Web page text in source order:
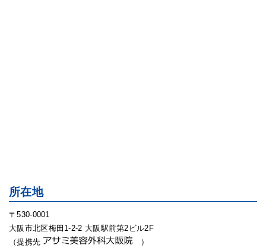
所在地
〒530-0001
大阪市北区梅田1-2-2 大阪駅前第2ビル2F
（提携先
）